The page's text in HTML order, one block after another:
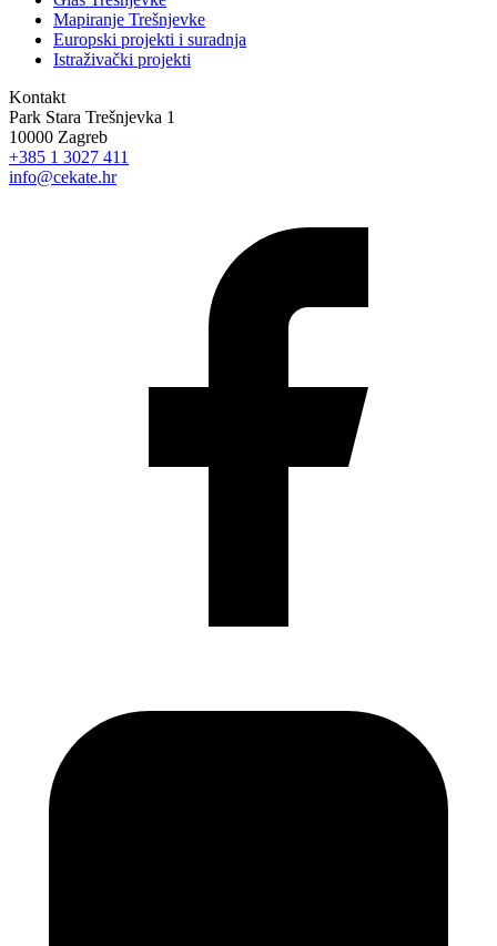
Mapiranje Trešnjevke
Europski projekti i suradnja
Istraživački projekti
Kontakt
Park Stara Trešnjevka 1
10000 Zagreb
+385 1 3027 411
info@cekate.hr